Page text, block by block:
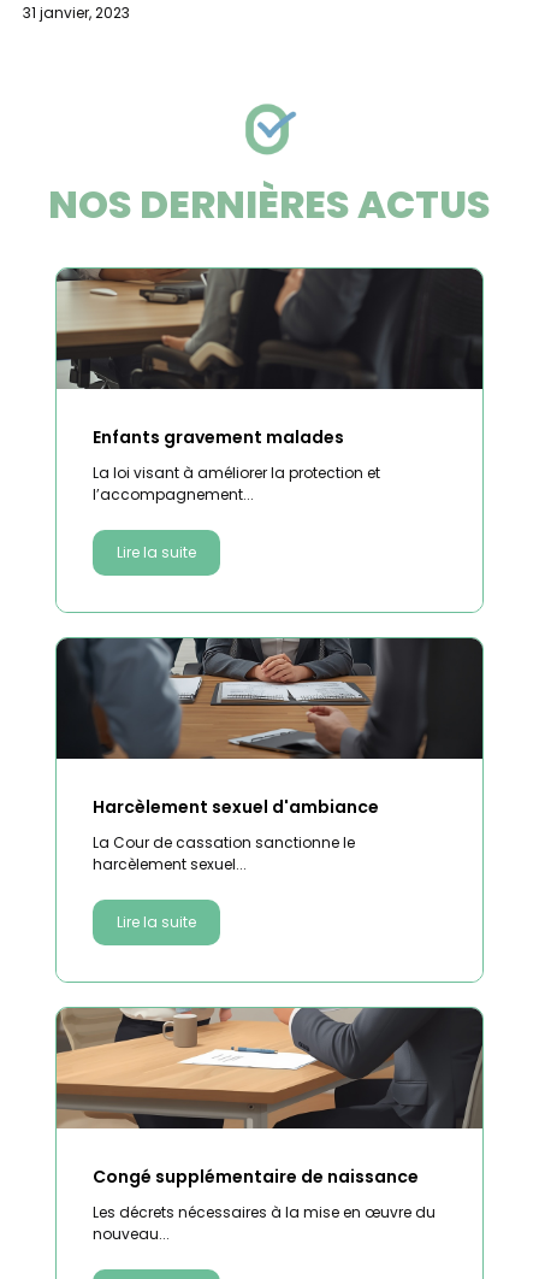
31 janvier, 2023
NOS DERNIÈRES ACTUS
Enfants gravement malades
La loi visant à améliorer la protection et
l’accompagnement...
Lire la suite
Harcèlement sexuel d'ambiance
La Cour de cassation sanctionne le
harcèlement sexuel...
Lire la suite
Congé supplémentaire de naissance
Les décrets nécessaires à la mise en œuvre du
nouveau...